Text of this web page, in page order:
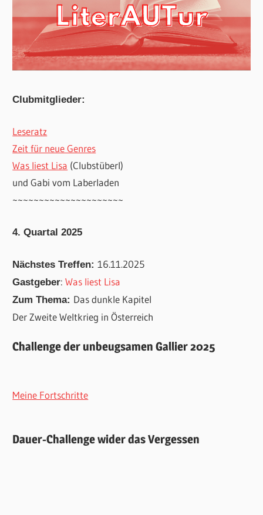
Clubmitglieder:
Leseratz
Zeit für neue Genres
Was liest Lisa (Clubstüberl)
und Gabi vom Laberladen
~~~~~~~~~~~~~~~~~~~~~
4. Quartal 2025
Nächstes Treffen:16.11.2025
Gastgeber:Was liest Lisa
Zum Thema: Das dunkle Kapitel
Der Zweite Weltkrieg in Österreich
Challenge der unbeugsamen Gallier 2025
Meine Fortschritte
Dauer-Challenge wider das Vergessen